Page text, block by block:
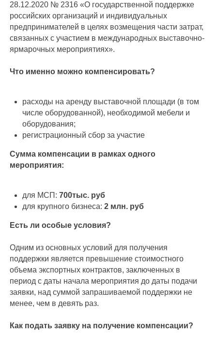
28.12.2020 № 2316 «О государственной поддержке
российских организаций и индивидуальных
предпринимателей в целях возмещения части затрат,
связанных с участием в международных выставочно-
ярмарочных мероприятиях».
Что именно можно компенсировать?
расходы на аренду выставочной площади (в том
числе оборудованной), необходимой мебели и
оборудования;
регистрационный сбор за участие
Сумма компенсации в рамках одного
мероприятия:
для МСП: 700тыс. руб
для крупного бизнеса: 2 млн. руб
Есть ли особые условия?
Одним из основных условий для получения
поддержки является превышение стоимостного
объема экспортных контрактов, заключенных в
период с даты начала мероприятия до даты подачи
заявки, над суммой запрашиваемой поддержки не
менее, чем в девять раз.
Как подать заявку на получение компенсации?